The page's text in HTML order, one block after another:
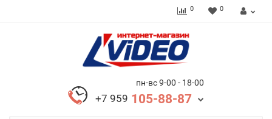
0 0
пн-вс 9-00 - 18-00
+7 959 105-88-87